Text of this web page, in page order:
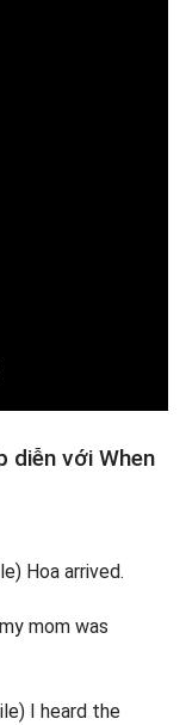
diễn với When
Hoa arrived.
mom was
I heard the